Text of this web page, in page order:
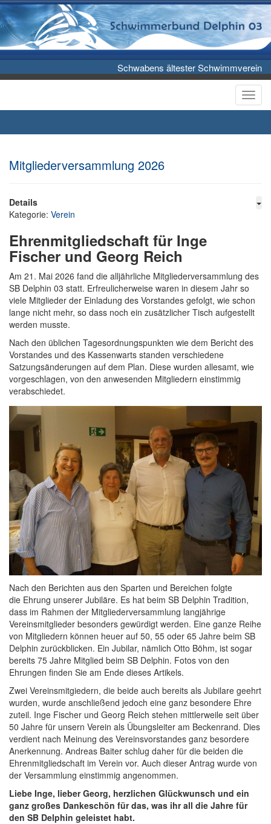
Schwabens ältester Schwimmverein
Mitgliederversammlung 2026
Details
Kategorie: Verein
Ehrenmitgliedschaft für Inge
Fischer und Georg Reich
Am 21. Mai 2026 fand die alljährliche Mitgliederversammlung des
SB Delphin 03 statt. Erfreulicherweise waren in diesem Jahr so
viele Mitglieder der Einladung des Vorstandes gefolgt, wie schon
lange nicht mehr, so dass noch ein zusätzlicher Tisch aufgestellt
werden musste.
Nach den üblichen Tagesordnungspunkten wie dem Bericht des
Vorstandes und des Kassenwarts standen verschiedene
Satzungsänderungen auf dem Plan. Diese wurden allesamt, wie
vorgeschlagen, von den anwesenden Mitgliedern einstimmig
verabschiedet.
Nach den Berichten aus den Sparten und Bereichen folgte
die Ehrung unserer Jubiläre. Es hat beim SB Delphin Tradition,
dass im Rahmen der Mitgliederversammlung langjährige
Vereinsmitglieder besonders gewürdigt werden. Eine ganze Reihe
von Mitgliedern können heuer auf 50, 55 oder 65 Jahre beim SB
Delphin zurückblicken. Ein Jubilar, nämlich Otto Böhm, ist sogar
bereits 75 Jahre Mitglied beim SB Delphin. Fotos von den
Ehrungen finden Sie am Ende dieses Artikels.
Zwei Vereinsmitgiedern, die beide auch bereits als Jubilare geehrt
wurden, wurde anschließend jedoch eine ganz besondere Ehre
zuteil. Inge Fischer und Georg Reich stehen mittlerweile seit über
50 Jahre für unsern Verein als Übungsleiter am Beckenrand. Dies
verdient nach Meinung des Vereinsvorstandes ganz besordere
Anerkennung. Andreas Baiter schlug daher für die beiden die
Ehrenmitgliedschaft im Verein vor. Auch dieser Antrag wurde von
der Versammlung einstimmig angenommen.
Liebe Inge, lieber Georg, herzlichen Glückwunsch und ein
ganz großes Dankeschön für das, was ihr all die Jahre für
den SB Delphin geleistet habt.